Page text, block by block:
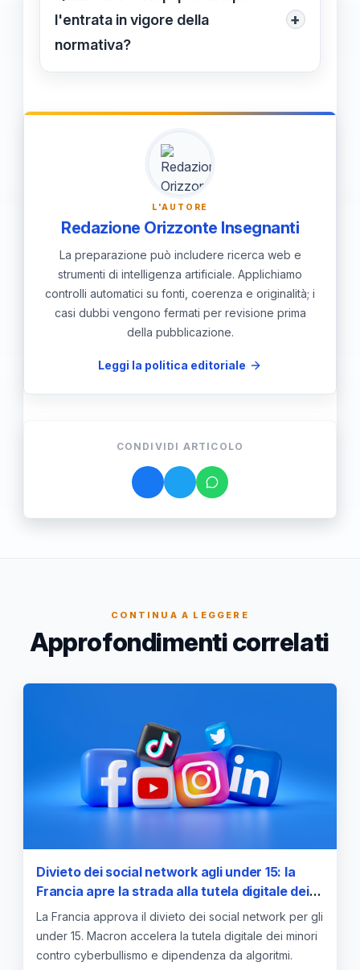
efficaci di verifica dell'età tramite
carta d'identità elettronica, a proprie
per il controllo parentale.
l'entrata in vigore della
normativa?
+
Il governatore Stefani ipotizza
due o tre mesi dal deposito. L'iter
prevede la discussione nei consigli
regionali prima della successiva
trasmissione alla Camera o al Senato
per la fase legislativa nazionale.
L'AUTORE
Redazione Orizzonte Insegnanti
La preparazione può includere ricerca web e
strumenti di intelligenza artificiale. Applichiamo
controlli automatici su fonti, coerenza e originalità; i
casi dubbi vengono fermati per revisione prima
della pubblicazione.
Leggi la politica editoriale
CONDIVIDI ARTICOLO
CONTINUA A LEGGERE
Approfondimenti correlati
Divieto dei social network agli under 15: la
Francia apre la strada alla tutela digitale dei
minori
La Francia approva il divieto dei social network per gli
under 15. Macron accelera la tutela digitale dei minori
contro cyberbullismo e dipendenza da algoritmi.